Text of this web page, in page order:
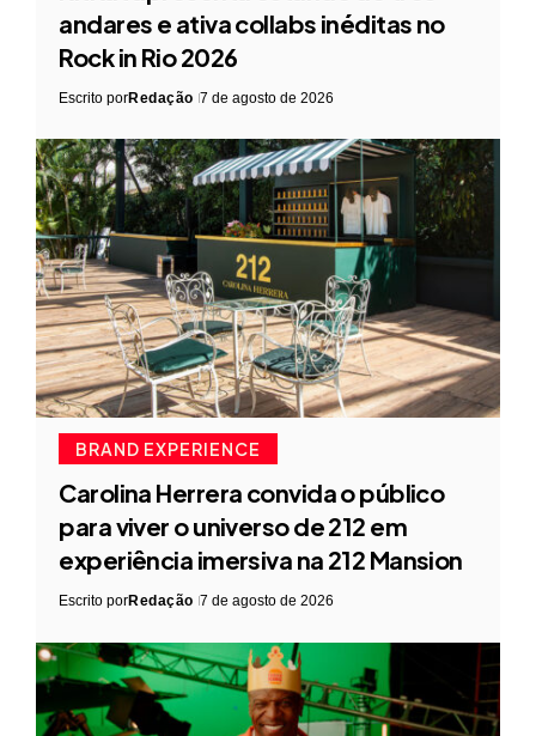
andares e ativa collabs inéditas no
Rock in Rio 2026
Escrito porRedação 7 de agosto de 2026
BRAND EXPERIENCE
Carolina Herrera convida o público
para viver o universo de 212 em
experiência imersiva na 212 Mansion
Escrito porRedação 7 de agosto de 2026